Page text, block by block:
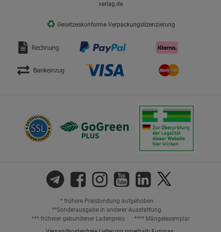
verlag.de
♻ Gesetzeskonforme Verpackungslizenzierung
* frühere Preisbindung aufgehoben
**Sonderausgabe in anderer Ausstattung
*** früherer gebundener Ladenpreis
**** Mängelexemplar